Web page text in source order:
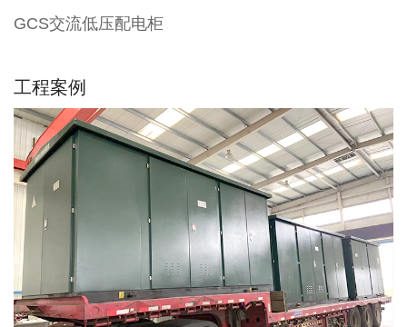
GCS交流低压配电柜
工程案例